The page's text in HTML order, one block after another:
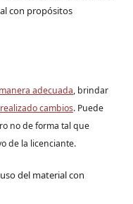
con propósitos
adecuada, brindar
cambios. Puede
no de forma tal que
de la licenciante.
del material con